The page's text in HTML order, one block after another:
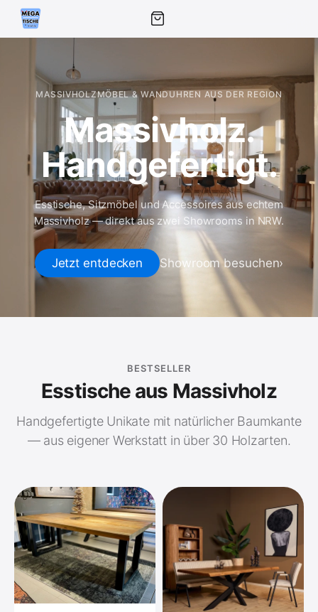
MASSIVHOLZMÖBEL & WANDUHREN AUS DER REGION
Massivholz.
Handgefertigt.
Esstische, Sitzmöbel und Accessoires aus echtem
Massivholz — direkt aus zwei Showrooms in NRW.
Jetzt entdecken Showroom besuchen
BESTSELLER
Esstische aus Massivholz
Handgefertigte Unikate mit natürlicher Baumkante
— aus eigener Werkstatt in über 30 Holzarten.